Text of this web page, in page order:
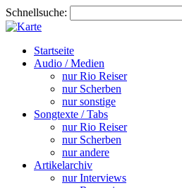
Schnellsuche:
Startseite
Audio / Medien
nur Rio Reiser
nur Scherben
nur sonstige
Songtexte / Tabs
nur Rio Reiser
nur Scherben
nur andere
Artikelarchiv
nur Interviews